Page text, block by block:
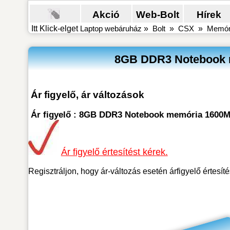
Akció Web-Bolt Hírek
Itt Klick-elget Laptop webáruház » Bolt» CSX»
8GB DDR3
Ár figyelő, ár változások
Ár figyelő : 8GB DDR3 Notebook memória
Ár figyelő értesítést kérek.
Regisztráljon, hogy ár-változás esetén árfigyelő